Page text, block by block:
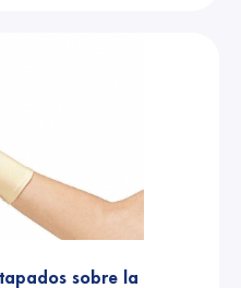
sobre la